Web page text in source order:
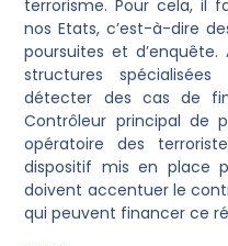
terrorisme. Pour cela, il
nos Etats, c’est-à-dire
poursuites et
structures
détecter des cas de
Contrôleur principal de
opératoire des
dispositif mis en place
doivent accentuer le
qui peuvent financer ce